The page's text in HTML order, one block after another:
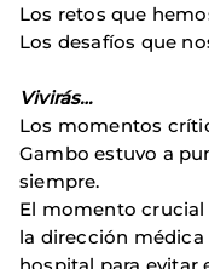
Los retos que
Los desafíos que
Vivirás…
Los momentos
Gambo estuvo a
siempre.
El momento
la dirección